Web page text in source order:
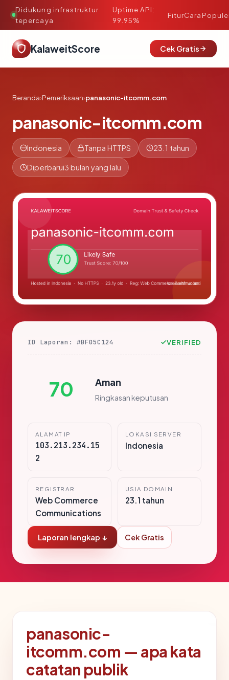
Didukung infrastruktur
tepercaya
·
Uptime API:
99.95%
FiturCara
KalaweitScore Cek Gratis
Beranda›Pemeriksaan›panasonic-itcomm.com
panasonic-itcomm.com
Indonesia Tanpa HTTPS 23.1 tahun
Diperbarui3 bulan yang lalu
ID Laporan: #BF05C124 VERIFIED
70 Aman
Ringkasan keputusan
ALAMAT IP
103.213.234.15
2
LOKASI SERVER
Indonesia
REGISTRAR
Web Commerce
Communications
USIA DOMAIN
23.1 tahun
Laporan lengkap ↓ Cek Gratis
panasonic-
itcomm.com — apa kata
catatan publik